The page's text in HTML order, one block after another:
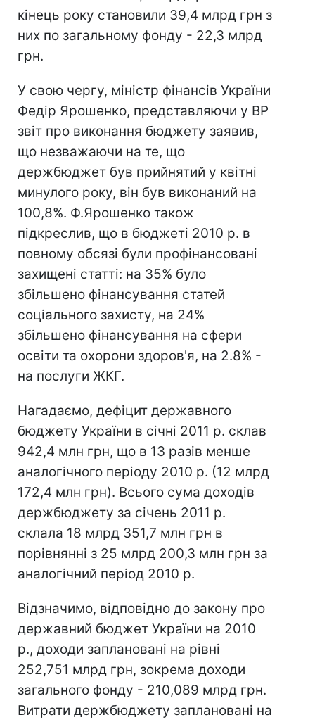
кінець року становили 39,4 млрд грн з
них по загальному фонду - 22,3 млрд
грн.
У свою чергу, міністр фінансів України
Федір Ярошенко, представляючи у ВР
звіт про виконання бюджету заявив,
що незважаючи на те, що
держбюджет був прийнятий у квітні
минулого року, він був виконаний на
100,8%. Ф.Ярошенко також
підкреслив, що в бюджеті 2010 р. в
повному обсязі були профінансовані
захищені статті: на 35% було
збільшено фінансування статей
соціального захисту, на 24%
збільшено фінансування на сфери
освіти та охорони здоров'я, на 2.8% -
на послуги ЖКГ.
Нагадаємо, дефіцит державного
бюджету України в січні 2011 р. склав
942,4 млн грн, що в 13 разів менше
аналогічного періоду 2010 р. (12 млрд
172,4 млн грн). Всього сума доходів
держбюджету за січень 2011 р.
склала 18 млрд 351,7 млн грн в
порівнянні з 25 млрд 200,3 млн грн за
аналогічний період 2010 р.
Відзначимо, відповідно до закону про
державний бюджет України на 2010
р., доходи заплановані на рівні
252,751 млрд грн, зокрема доходи
загального фонду - 210,089 млрд грн.
Витрати держбюджету заплановані на